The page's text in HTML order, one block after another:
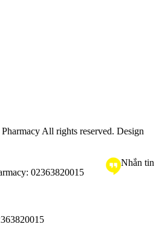
All rights reserved. Design
02363820015
Nhắn tin